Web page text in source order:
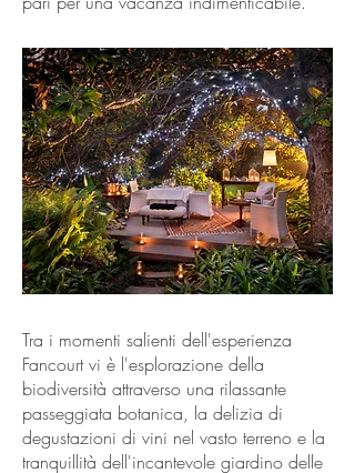
Tra i momenti salienti dell'esperienza
Fancourt vi è l'esplorazione della
biodiversità attraverso una rilassante
passeggiata botanica, la delizia di
degustazioni di vini nel vasto terreno e la
tranquillità dell'incantevole giardino delle